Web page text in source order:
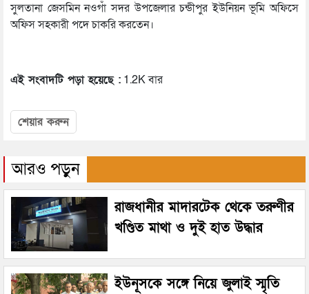
সুলতানা জেসমিন নওগাঁ সদর উপজেলার চন্ডীপুর ইউনিয়ন ভূমি অফিসে
অফিস সহকারী পদে চাকরি করতেন।
এই সংবাদটি পড়া হয়েছে : 1.2K বার
শেয়ার করুন
আরও পড়ুন
রাজধানীর মাদারটেক থেকে তরুণীর
খণ্ডিত মাথা ও দুই হাত উদ্ধার
ইউনূসকে সঙ্গে নিয়ে জুলাই স্মৃতি